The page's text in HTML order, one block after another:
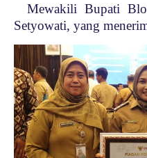
Mewakili Bupati
Setyowati, yang